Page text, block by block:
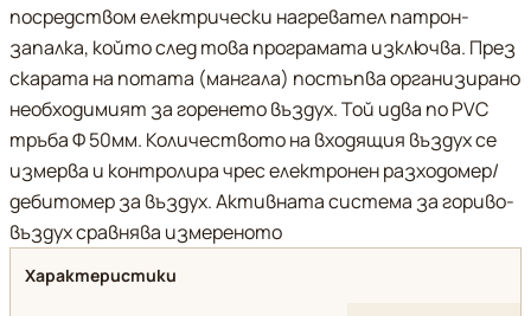
посредством електрически нагревател патрон-
запалка, който след това програмата изключва. През
скарата на потата (мангала) постъпва организирано
необходимият за горенето въздух. Той идва по PVC
тръба Ф 50мм. Количеството на входящия въздух се
измерва и контролира чрес електронен разходомер/
дебитомер за въздух. Активната система за гориво-
въздух сравнява измереното
Характеристики